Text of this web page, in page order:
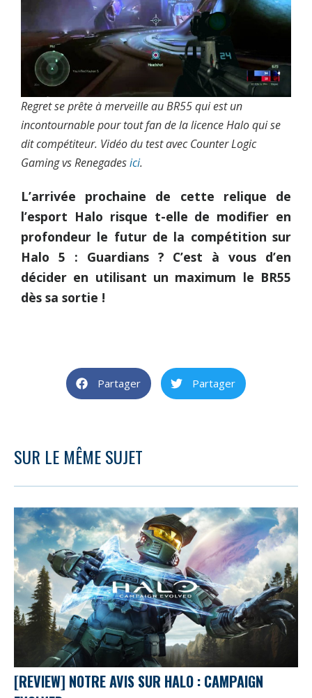
Regret se prête à merveille au BR55 qui est un
incontournable pour tout fan de la licence Halo qui se
dit compétiteur. Vidéo du test avec Counter Logic
Gaming vs Renegadesici.
L’arrivée prochaine de cette relique de
l’esport Halo risque t-elle de modifier en
profondeur le futur de la compétition sur
Halo 5 : Guardians ? C’est à vous d’en
décider en utilisant un maximum le BR55
dès sa sortie !
Partager Partager
SUR LE MÊME SUJET
[REVIEW] NOTRE AVIS SUR HALO : CAMPAIGN